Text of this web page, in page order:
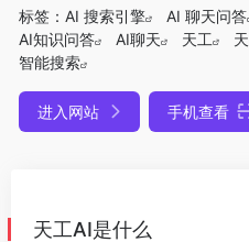
标签： AI 搜索引擎 AI 聊天问答
AI知识问答
AI聊天 天工
智能搜索
进入网站 手机查看
天工AI是什么